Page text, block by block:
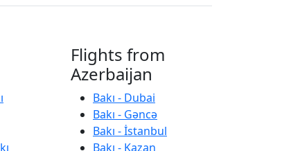
Flights from
Azerbaijan
Bakı - Dubai
Bakı - Gəncə
Bakı - İstanbul
Bakı - Kazan